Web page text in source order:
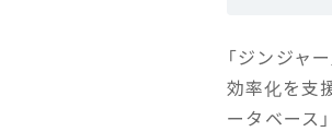
「ジンジャ
効率化を支
ータベース